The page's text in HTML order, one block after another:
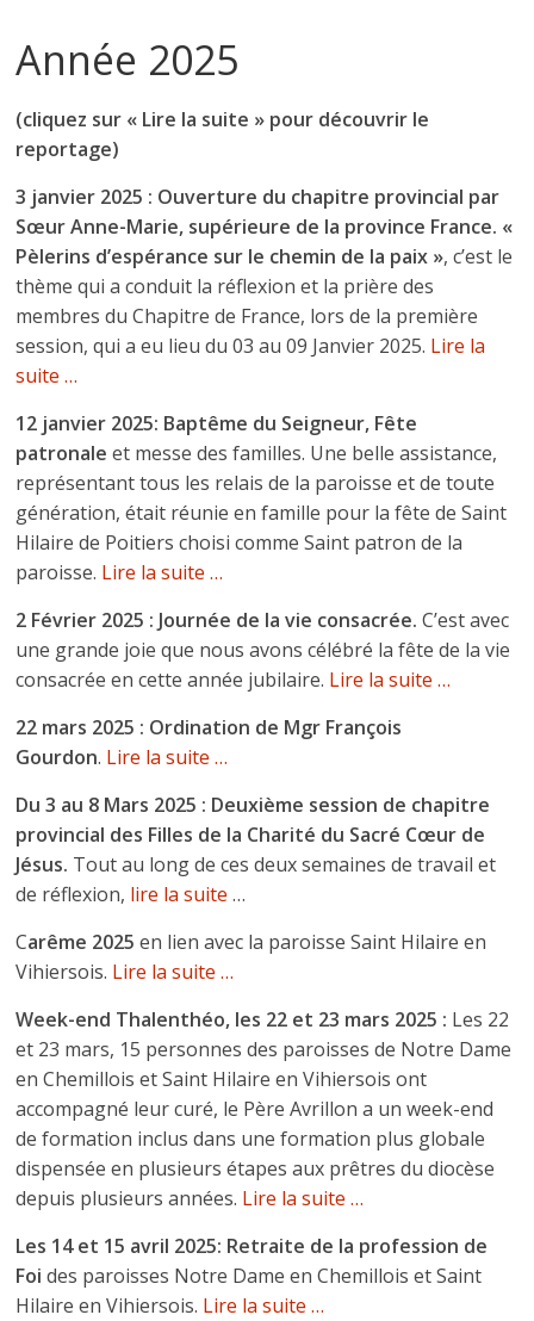
Année 2025
(cliquez sur « Lire la suite » pour découvrir le
reportage)
3 janvier 2025 : Ouverture du chapitre provincial par
Sœur Anne-Marie, supérieure de la province France. «
Pèlerins d’espérance sur le chemin de la paix », c’est le
thème qui a conduit la réflexion et la prière des
membres du Chapitre de France, lors de la première
session, qui a eu lieu du 03 au 09 Janvier 2025. Lire la
suite …
12 janvier 2025: Baptême du Seigneur, Fête
patronaleet messe des familles. Une belle assistance,
représentant tous les relais de la paroisse et de toute
génération, était réunie en famille pour la fête de Saint
Hilaire de Poitiers choisi comme Saint patron de la
paroisse. Lire la suite …
2 Février 2025 : Journée de la vie consacrée.C’est avec
une grande joie que nous avons célébré la fête de la vie
consacrée en cette année jubilaire. Lire la suite …
22 mars 2025 : Ordination de Mgr François
Gourdon. Lire la suite …
Du 3 au 8 Mars 2025 : Deuxième session de chapitre
provincial des Filles de la Charité du Sacré Cœur de
Jésus. Tout au long de ces deux semaines de travail et
de réflexion, lire la suite…
Carême 2025en lien avec la paroisse Saint Hilaire en
Vihiersois. Lire la suite …
Week-end Thalenthéo, les 22 et 23 mars 2025 : Les 22
et 23 mars, 15 personnes des paroisses de Notre Dame
en Chemillois et Saint Hilaire en Vihiersois ont
accompagné leur curé, le Père Avrillon a un week-end
de formation inclus dans une formation plus globale
dispensée en plusieurs étapes aux prêtres du diocèse
depuis plusieurs années. Lire la suite …
Les 14 et 15 avril 2025: Retraite de la profession de
Foides paroisses Notre Dame en Chemillois et Saint
Hilaire en Vihiersois. Lire la suite …